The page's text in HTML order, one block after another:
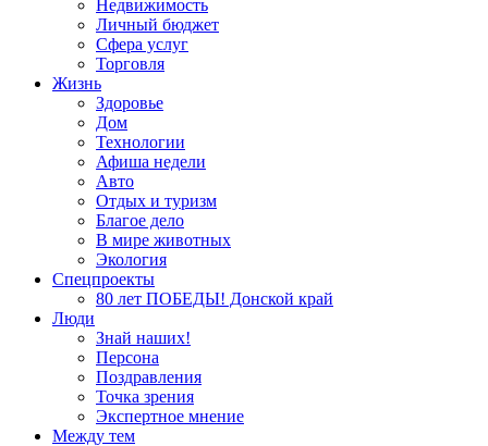
Недвижимость
Личный бюджет
Сфера услуг
Торговля
Жизнь
Здоровье
Дом
Технологии
Афиша недели
Авто
Отдых и туризм
Благое дело
В мире животных
Экология
Спецпроекты
80 лет ПОБЕДЫ! Донской край
Люди
Знай наших!
Персона
Поздравления
Точка зрения
Экспертное мнение
Между тем